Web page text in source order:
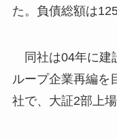
た。負債総額は
同社は04年に建
ループ企業再編を
社で、大証2部上場